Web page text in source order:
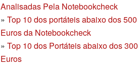
Analisadas Pela Notebookcheck
» Top 10 dos portáteis abaixo dos 500
Euros da Notebookcheck
» Top 10 dos Portáteis abaixo dos 300
Euros